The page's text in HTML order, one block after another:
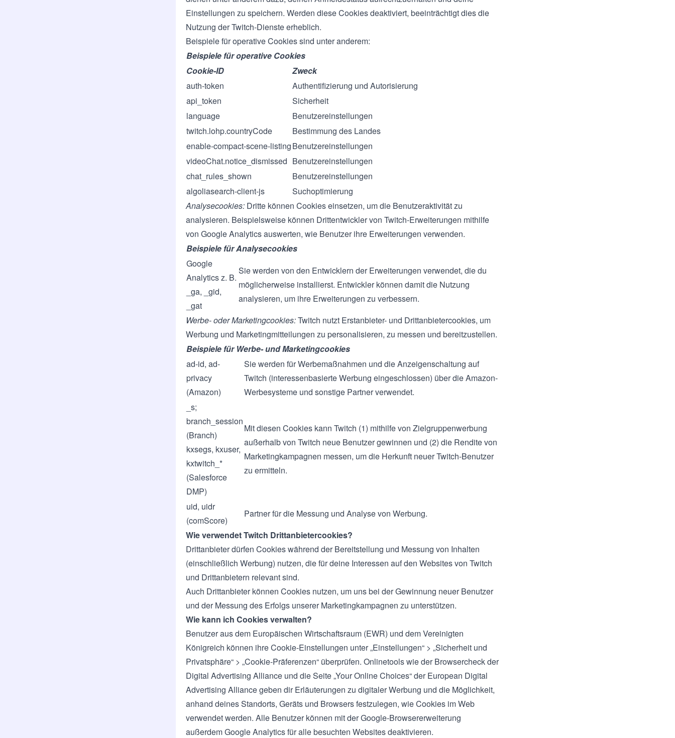
Einstellungen zu speichern. Werden diese Cookies deaktiviert, beeinträchtigt dies die
Nutzung der Twitch-Dienste erheblich.
Beispiele für operative Cookies sind unter anderem:
Beispiele für operative Cookies
Cookie-ID
Zweck
auth-token
Authentifizierung und Autorisierung
api_token
Sicherheit
language
Benutzereinstellungen
twitch.lohp.countryCode
Bestimmung des Landes
enable-compact-scene-listingBenutzereinstellungen
videoChat.notice_dismissed Benutzereinstellungen
chat_rules_shown
Benutzereinstellungen
algoliasearch-client-js
Suchoptimierung
Analysecookies: Dritte können Cookies einsetzen, um die Benutzeraktivität zu
analysieren. Beispielsweise können Drittentwickler von Twitch-Erweiterungen mithilfe
von Google Analytics auswerten, wie Benutzer ihre Erweiterungen verwenden.
Beispiele für Analysecookies
Google
Analytics z. B.
_ga, _gid,
_gat
Sie werden von den Entwicklern der Erweiterungen verwendet, die du
möglicherweise installierst. Entwickler können damit die Nutzung
analysieren, um ihre Erweiterungen zu verbessern.
Werbe- oder Marketingcookies:Twitch nutzt Erstanbieter- und Drittanbietercookies, um
Werbung und Marketingmitteilungen zu personalisieren, zu messen und bereitzustellen.
Beispiele für Werbe- und Marketingcookies
ad-id, ad-
privacy
(Amazon)
Sie werden für Werbemaßnahmen und die Anzeigenschaltung auf
Twitch (interessenbasierte Werbung eingeschlossen) über die Amazon-
Werbesysteme und sonstige Partner verwendet.
_s;
branch_session
(Branch)
kxsegs, kxuser,
kxtwitch_*
(Salesforce
DMP)
Mit diesen Cookies kann Twitch (1) mithilfe von Zielgruppenwerbung
außerhalb von Twitch neue Benutzer gewinnen und (2) die Rendite von
Marketingkampagnen messen, um die Herkunft neuer Twitch-Benutzer
zu ermitteln.
uid, uidr
(comScore)
Partner für die Messung und Analyse von Werbung.
Wie verwendet Twitch Drittanbietercookies?
Drittanbieter dürfen Cookies während der Bereitstellung und Messung von Inhalten
(einschließlich Werbung) nutzen, die für deine Interessen auf den Websites von Twitch
und Drittanbietern relevant sind.
Auch Drittanbieter können Cookies nutzen, um uns bei der Gewinnung neuer Benutzer
und der Messung des Erfolgs unserer Marketingkampagnen zu unterstützen.
Wie kann ich Cookies verwalten?
Benutzer aus dem Europäischen Wirtschaftsraum (EWR) und dem Vereinigten
Königreich können ihre Cookie-Einstellungen unter „Einstellungen“ > „Sicherheit und
Privatsphäre“ > „Cookie-Präferenzen“ überprüfen. Onlinetools wie derBrowsercheck der
Digital Advertising Alliance und dieSeite „Your Online Choices“ der European Digital
Advertising Alliancegeben dir Erläuterungen zu digitaler Werbung und die Möglichkeit,
anhand deines Standorts, Geräts und Browsers festzulegen, wie Cookies im Web
verwendet werden. Alle Benutzer können mit derGoogle-Browsererweiterung
außerdem Google Analytics für alle besuchten Websites deaktivieren.